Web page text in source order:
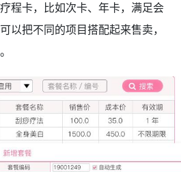
程卡，比如次卡、年卡，满足会
以把不同的项目搭配起来售卖，